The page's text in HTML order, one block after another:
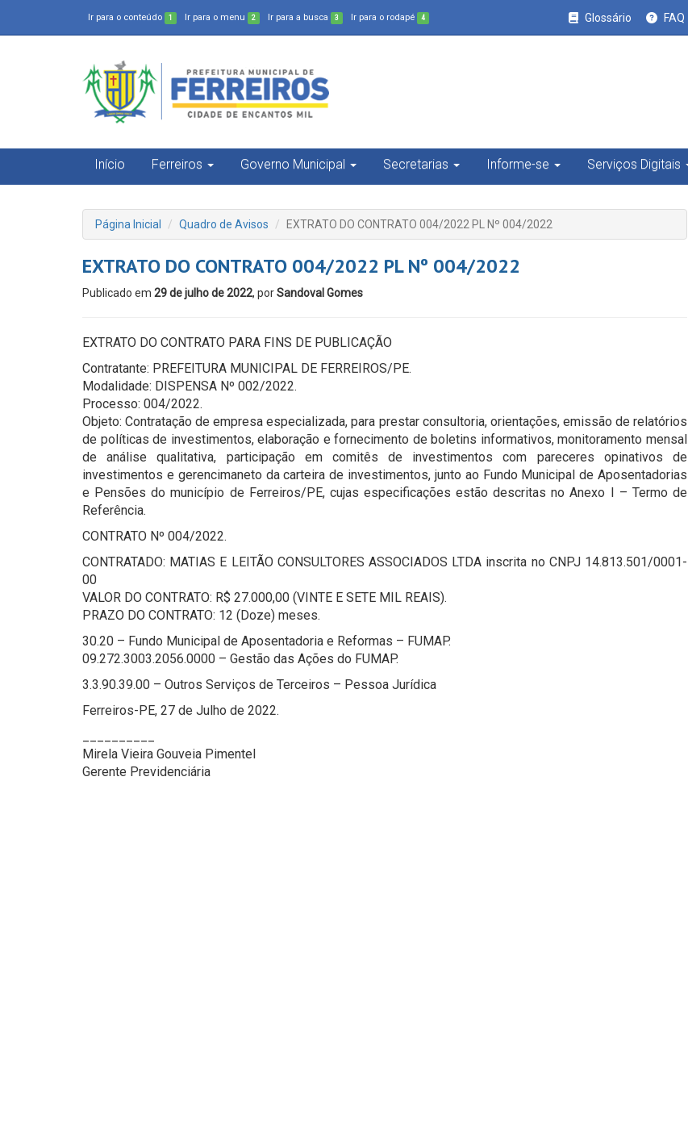
Ir para o conteúdo 1 Ir para o menu 2 Ir para a busca 3 Ir para o rodapé 4 Glossário FAQ
Início Ferreiros Governo Municipal Secretarias Informe-se Serviços Digitais
Página Inicial Quadro de Avisos EXTRATO DO CONTRATO 004/2022 PL Nº 004/2022
EXTRATO DO CONTRATO 004/2022 PL Nº 004/2022
Publicado em 29 de julho de 2022, porSandoval Gomes
EXTRATO DO CONTRATO PARA FINS DE PUBLICAÇÃO
Contratante: PREFEITURA MUNICIPAL DE FERREIROS/PE.
Modalidade: DISPENSA Nº 002/2022.
Processo: 004/2022.
Objeto: Contratação de empresa especializada, para prestar consultoria, orientações, emissão de relatórios
de políticas de investimentos, elaboração e fornecimento de boletins informativos, monitoramento mensal
de análise qualitativa, participação em comitês de investimentos com pareceres opinativos de
investimentos e gerencimaneto da carteira de investimentos, junto ao Fundo Municipal de Aposentadorias
e Pensões do município de Ferreiros/PE, cujas especificações estão descritas no Anexo I – Termo de
Referência.
CONTRATO Nº 004/2022.
CONTRATADO: MATIAS E LEITÃO CONSULTORES ASSOCIADOS LTDA inscrita no CNPJ 14.813.501/0001-
00
VALOR DO CONTRATO: R$ 27.000,00 (VINTE E SETE MIL REAIS).
PRAZO DO CONTRATO: 12 (Doze) meses.
30.20 – Fundo Municipal de Aposentadoria e Reformas – FUMAP.
09.272.3003.2056.0000 – Gestão das Ações do FUMAP.
3.3.90.39.00 – Outros Serviços de Terceiros – Pessoa Jurídica
Ferreiros-PE, 27 de Julho de 2022.
Mirela Vieira Gouveia Pimentel
Gerente Previdenciária